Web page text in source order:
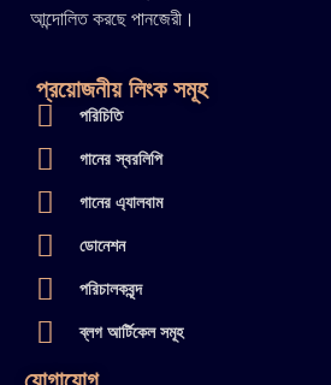
আন্দোলিত করছে পানজেরী।
প্রয়োজনীয় লিংক সমূহ
পরিচিতি
গানের স্বরলিপি
গানের এ্যালবাম
ডোনেশন
পরিচালকবৃন্দ
ব্লগ আর্টিকেল সমূহ